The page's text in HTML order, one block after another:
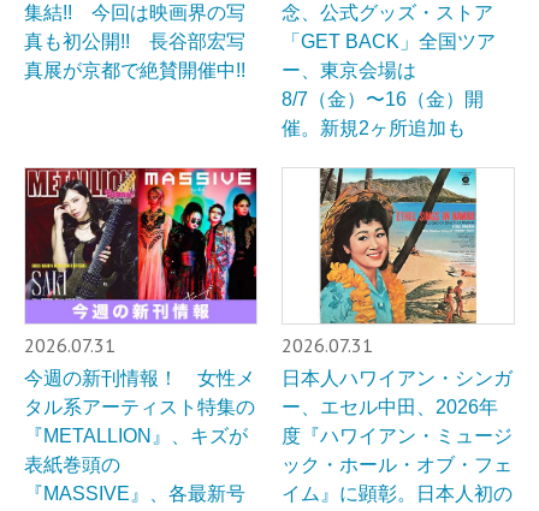
集結!! 今回は映画界の写
真も初公開!! 長谷部宏写
真展が京都で絶賛開催中!!
念、公式グッズ・ストア
「GET BACK」全国ツア
ー、東京会場は
8/7（金）〜16（金）開
催。新規2ヶ所追加も
2026.07.31
今週の新刊情報！ 女性メ
タル系アーティスト特集の
『METALLION』、キズが
表紙巻頭の
『MASSIVE』、各最新号
2026.07.31
日本人ハワイアン・シンガ
ー、エセル中田、2026年
度『ハワイアン・ミュージ
ック・ホール・オブ・フェ
イム』に顕彰。日本人初の